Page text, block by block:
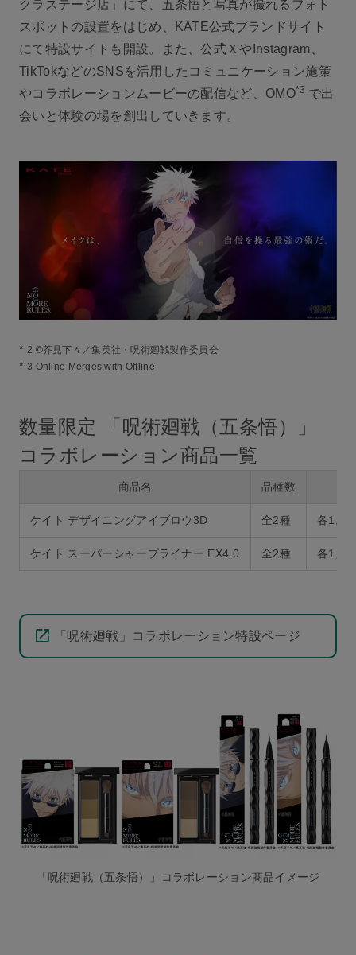
クラステージ店」にて、五条悟と写真が撮れるフォト
スポットの設置をはじめ、KATE公式ブランドサイト
にて特設サイトも開設。また、公式ＸやInstagram、
TikTokなどのSNSを活用したコミュニケーション施策
やコラボレーションムービーの配信など、OMO*3 で出
会いと体験の場を創出していきます。
* 2 ©芥見下々／集英社・呪術廻戦製作委員会
* 3 Online Merges with Offline
数量限定 「呪術廻戦（五条悟）」
コラボレーション商品一覧
商品名 品種数
ケイト デザイニングアイブロウ3D 全2種 各
ケイト スーパーシャープライナー EX4.0 全2種 各
「呪術廻戦」コラボレーション特設ページ
「呪術廻戦（五条悟）」コラボレーション商品イメージ